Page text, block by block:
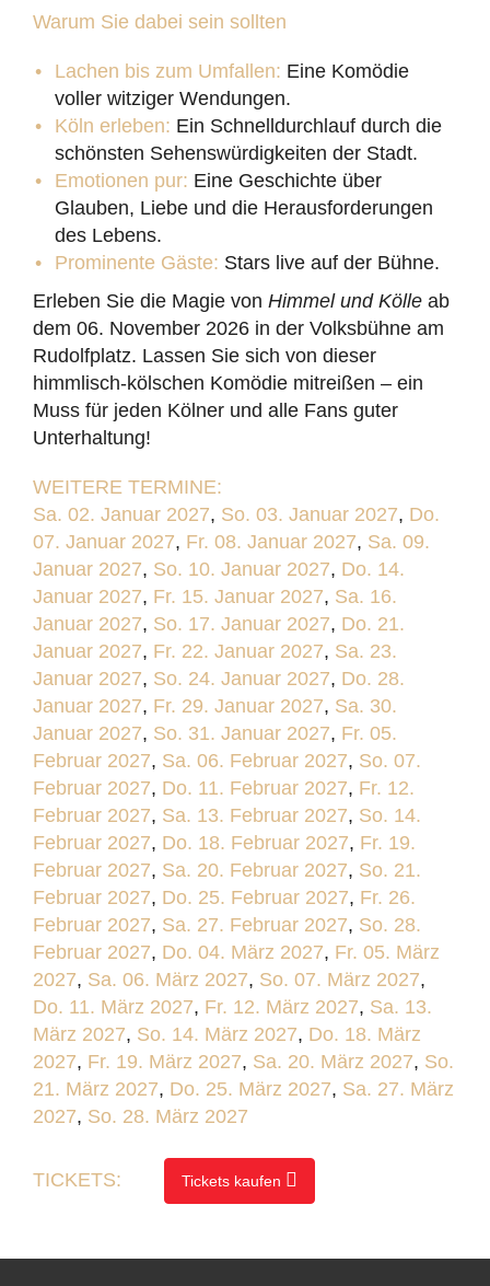
Warum Sie dabei sein sollten
Lachen bis zum Umfallen: Eine Komödie
voller witziger Wendungen.
Köln erleben: Ein Schnelldurchlauf durch die
schönsten Sehenswürdigkeiten der Stadt.
Emotionen pur: Eine Geschichte über
Glauben, Liebe und die Herausforderungen
des Lebens.
Prominente Gäste: Stars live auf der Bühne.
Erleben Sie die Magie von Himmel und Kölle ab
dem 06. November 2026 in der Volksbühne am
Rudolfplatz. Lassen Sie sich von dieser
himmlisch-kölschen Komödie mitreißen – ein
Muss für jeden Kölner und alle Fans guter
Unterhaltung!
WEITERE TERMINE:
Sa. 02. Januar 2027, So. 03. Januar 2027, Do.
07. Januar 2027, Fr. 08. Januar 2027, Sa. 09.
Januar 2027, So. 10. Januar 2027, Do. 14.
Januar 2027, Fr. 15. Januar 2027, Sa. 16.
Januar 2027, So. 17. Januar 2027, Do. 21.
Januar 2027, Fr. 22. Januar 2027, Sa. 23.
Januar 2027, So. 24. Januar 2027, Do. 28.
Januar 2027, Fr. 29. Januar 2027, Sa. 30.
Januar 2027, So. 31. Januar 2027, Fr. 05.
Februar 2027, Sa. 06. Februar 2027, So. 07.
Februar 2027, Do. 11. Februar 2027, Fr. 12.
Februar 2027, Sa. 13. Februar 2027, So. 14.
Februar 2027, Do. 18. Februar 2027, Fr. 19.
Februar 2027, Sa. 20. Februar 2027, So. 21.
Februar 2027, Do. 25. Februar 2027, Fr. 26.
Februar 2027, Sa. 27. Februar 2027, So. 28.
Februar 2027, Do. 04. März 2027, Fr. 05. März
2027, Sa. 06. März 2027, So. 07. März 2027,
Do. 11. März 2027, Fr. 12. März 2027, Sa. 13.
März 2027, So. 14. März 2027, Do. 18. März
2027, Fr. 19. März 2027, Sa. 20. März 2027, So.
21. März 2027, Do. 25. März 2027, Sa. 27. März
2027, So. 28. März 2027
TICKETS: Tickets kaufen